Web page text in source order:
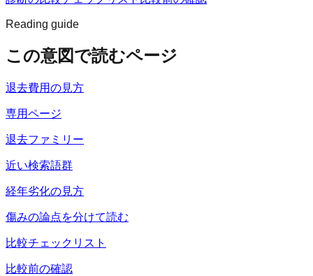
Reading guide
この意図で読むページ
退去費用の見方
専用ページ
退去ファミリー
近い検索語群
経年劣化の見方
傷みの論点を分けて読む
比較チェックリスト
比較前の確認